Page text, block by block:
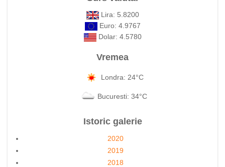
Lira: 5.8200
Euro: 4.9767
Dolar: 4.5780
Vremea
Londra: 24°C
Bucuresti: 34°C
Istoric galerie
2020
2019
2018